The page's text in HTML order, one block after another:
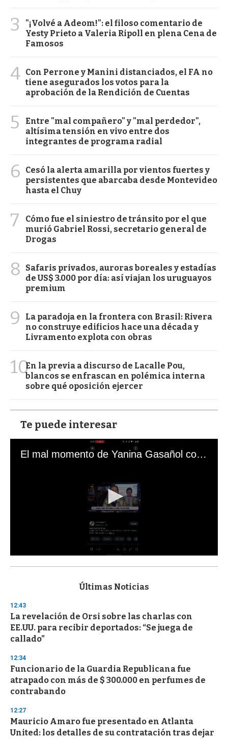
3
"¡Volvé a Adeom!": el filoso comentario de
Yesty Prieto a Valeria Ripoll en plena Cena de
Famosos
4 Con Perrone y Manini distanciados, el FA no
tiene asegurados los votos para la
aprobación de la Rendición de Cuentas
5
Entre "mal compañero" y "mal perdedor",
altísima tensión en vivo entre dos
integrantes de programa radial
6
Cesó la alerta amarilla por vientos fuertes y
persistentes que abarcaba desde Montevideo
hasta el Chuy
7
Cómo fue el siniestro de tránsito por el que
murió Gabriel Rossi, secretario general de
Drogas
8
Safaris privados, auroras boreales y estadías
de US$ 3.000 por día: así viajan los uruguayos
premium
9
La paradoja en la frontera con Brasil: Rivera
no construye edificios hace una década y
Livramento explota con obras
10En la previa a discurso de Lacalle Pou,
blancos se enfrascan en polémica interna
sobre qué oposición ejercer
Te puede interesar
El mal momento de Yanina Gasañol con un hincha argentino en "Subrayado"
s
d
s
o
f
3
s
e
c
o
n
Últimas Noticias
12:43
La revelación de Orsi sobre las charlas con
EE.UU. para recibir deportados: “Se juega de
callado”
12:34
Funcionario de la Guardia Republicana fue
atrapado con más de $ 300.000 en perfumes de
contrabando
12:27
Mauricio Amaro fue presentado en Atlanta
United: los detalles de su contratación tras dejar